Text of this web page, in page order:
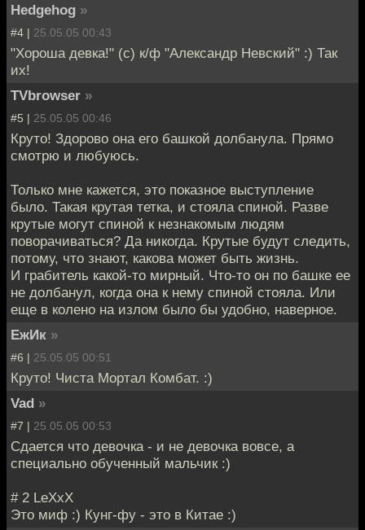
Hedgehog »
#4 | 25.05.05 00:43
"Хороша девка!" (с) к/ф "Александр Невский" :) Так
их!
TVbrowser »
#5 | 25.05.05 00:46
Круто! Здорово она его башкой долбанула. Прямо
смотрю и любуюсь.
Только мне кажется, это показное выступление
было. Такая крутая тетка, и стояла спиной. Разве
крутые могут спиной к незнакомым людям
поворачиваться? Да никогда. Крутые будут следить,
потому, что знают, какова может быть жизнь.
И грабитель какой-то мирный. Что-то он по башке ее
не долбанул, когда она к нему спиной стояла. Или
еще в колено на излом было бы удобно, наверное.
ЕжИк »
#6 | 25.05.05 00:51
Круто! Чиста Мортал Комбат. :)
Vad »
#7 | 25.05.05 00:53
Сдается что девочка - и не девочка вовсе, а
специально обученный мальчик :)
# 2 LeXxX
Это миф :) Кунг-фу - это в Китае :)